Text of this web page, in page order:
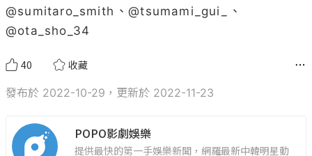
@sumitaro_smith 、@tsumami_gui_
、
@ota_sho_34
40 收藏
發布於 2022-10-29，更新於 2022-11-23
POPO影劇娛樂
提供最快的第一手娛樂新聞，網羅最新中韓明星動